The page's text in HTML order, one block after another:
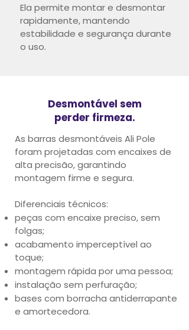
Ela permite montar e desmontar
rapidamente, mantendo
estabilidade e segurança durante
o uso.
Desmontável sem
perder firmeza.
As barras desmontáveis Ali Pole
foram projetadas com encaixes de
alta precisão, garantindo
montagem firme e segura.
Diferenciais técnicos:
peças com encaixe preciso, sem
folgas;
acabamento imperceptível ao
toque;
montagem rápida por uma pessoa;
instalação sem perfuração;
bases com borracha antiderrapante
e amortecedora.